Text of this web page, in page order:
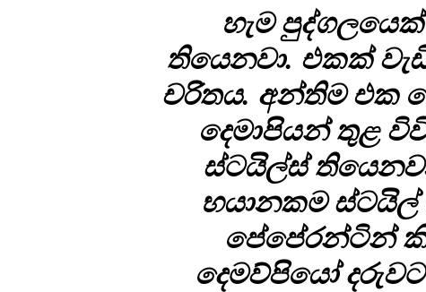
හැම
තියෙනවා. එකක්
චරිතය. අන්තිම එක
දෙමාපියන් තුළ
ස්ටයිල්ස්
භයානකම
පේපේරන්ටින්
දෙමව්පියෝ